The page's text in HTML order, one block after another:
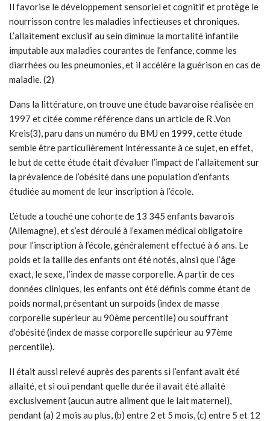
Il favorise le développement sensoriel et cognitif et protège le
nourrisson contre les maladies infectieuses et chroniques.
L’allaitement exclusif au sein diminue la mortalité infantile
imputable aux maladies courantes de l’enfance, comme les
diarrhées ou les pneumonies, et il accélère la guérison en cas de
maladie. (2)
Dans la littérature, on trouve une étude bavaroise réalisée en
1997 et citée comme référence dans un article de R .Von
Kreis(3), paru dans un numéro du BMJ en 1999, cette étude
semble être particulièrement intéressante à ce sujet, en effet,
le but de cette étude était d’évaluer l’impact de l’allaitement sur
la prévalence de l’obésité dans une population d’enfants
étudiée au moment de leur inscription à l’école.
L’étude a touché une cohorte de 13 345 enfants bavarois
(Allemagne), et s’est déroulé à l’examen médical obligatoire
pour l’inscription à l’école, généralement effectué à 6 ans. Le
poids et la taille des enfants ont été notés, ainsi que l’âge
exact, le sexe, l’index de masse corporelle. A partir de ces
données cliniques, les enfants ont été définis comme étant de
poids normal, présentant un surpoids (index de masse
corporelle supérieur au 90ème percentile) ou souffrant
d’obésité (index de masse corporelle supérieur au 97ème
percentile).
Il était aussi relevé auprès des parents si l’enfant avait été
allaité, et si oui pendant quelle durée il avait été allaité
exclusivement (aucun autre aliment que le lait maternel),
pendant (a) 2 mois au plus, (b) entre 2 et 5 mois, (c) entre 5 et 12